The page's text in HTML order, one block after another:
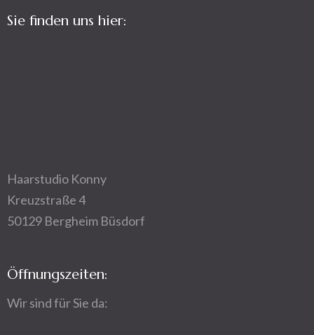
Sie finden uns hier:
Haarstudio Konny
Kreuzstraße 4
50129 Bergheim Büsdorf
Öffnungszeiten:
Wir sind für Sie da: